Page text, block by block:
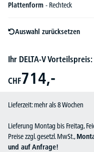
Plattenform - Rechteck
Auswahl zurücksetzen
Ihr DELTA-V Vorteilspreis:
CHF714,-
Lieferzeit: mehr als 8 Wochen
Lieferung Montag bis Freitag,
Preise zzgl. gesetzl. MwSt.,
und auf Anfrage!